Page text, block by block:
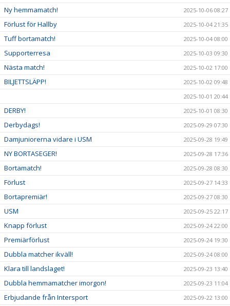
Ny hemmamatch! 2025-10-06 08:27
Förlust för Hallby 2025-10-04 21:35
Tuff bortamatch! 2025-10-04 08:00
Supporterresa 2025-10-03 09:30
Nästa match! 2025-10-02 17:00
BILJETTSLÄPP!
2025-10-02 09:48
2025-10-01 20:44
DERBY! 2025-10-01 08:30
Derbydags! 2025-09-29 07:30
Damjuniorerna vidare i USM 2025-09-28 19:49
NY BORTASEGER! 2025-09-28 17:36
Bortamatch! 2025-09-28 08:30
Förlust 2025-09-27 14:33
Bortapremiär! 2025-09-27 08:30
USM 2025-09-25 22:17
Knapp förlust 2025-09-24 22:00
Premiärförlust 2025-09-24 19:30
Dubbla matcher ikväll! 2025-09-24 08:00
Klara till landslaget! 2025-09-23 13:40
Dubbla hemmamatcher imorgon! 2025-09-23 11:04
Erbjudande från Intersport 2025-09-22 13:00